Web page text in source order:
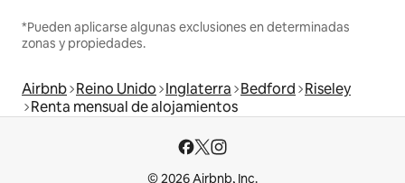
*Pueden aplicarse algunas exclusiones en determinadas
zonas y propiedades.
Airbnb Reino Unido Inglaterra Bedford Riseley
Renta mensual de alojamientos
© 2026 Airbnb, Inc.